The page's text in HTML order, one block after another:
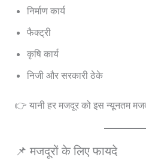
निर्माण कार्य
फैक्ट्री
कृषि कार्य
निजी और सरकारी ठेके
👉 यानी हर मजदूर को इस न्यूनतम
📌 मजदूरों के लिए फायदे